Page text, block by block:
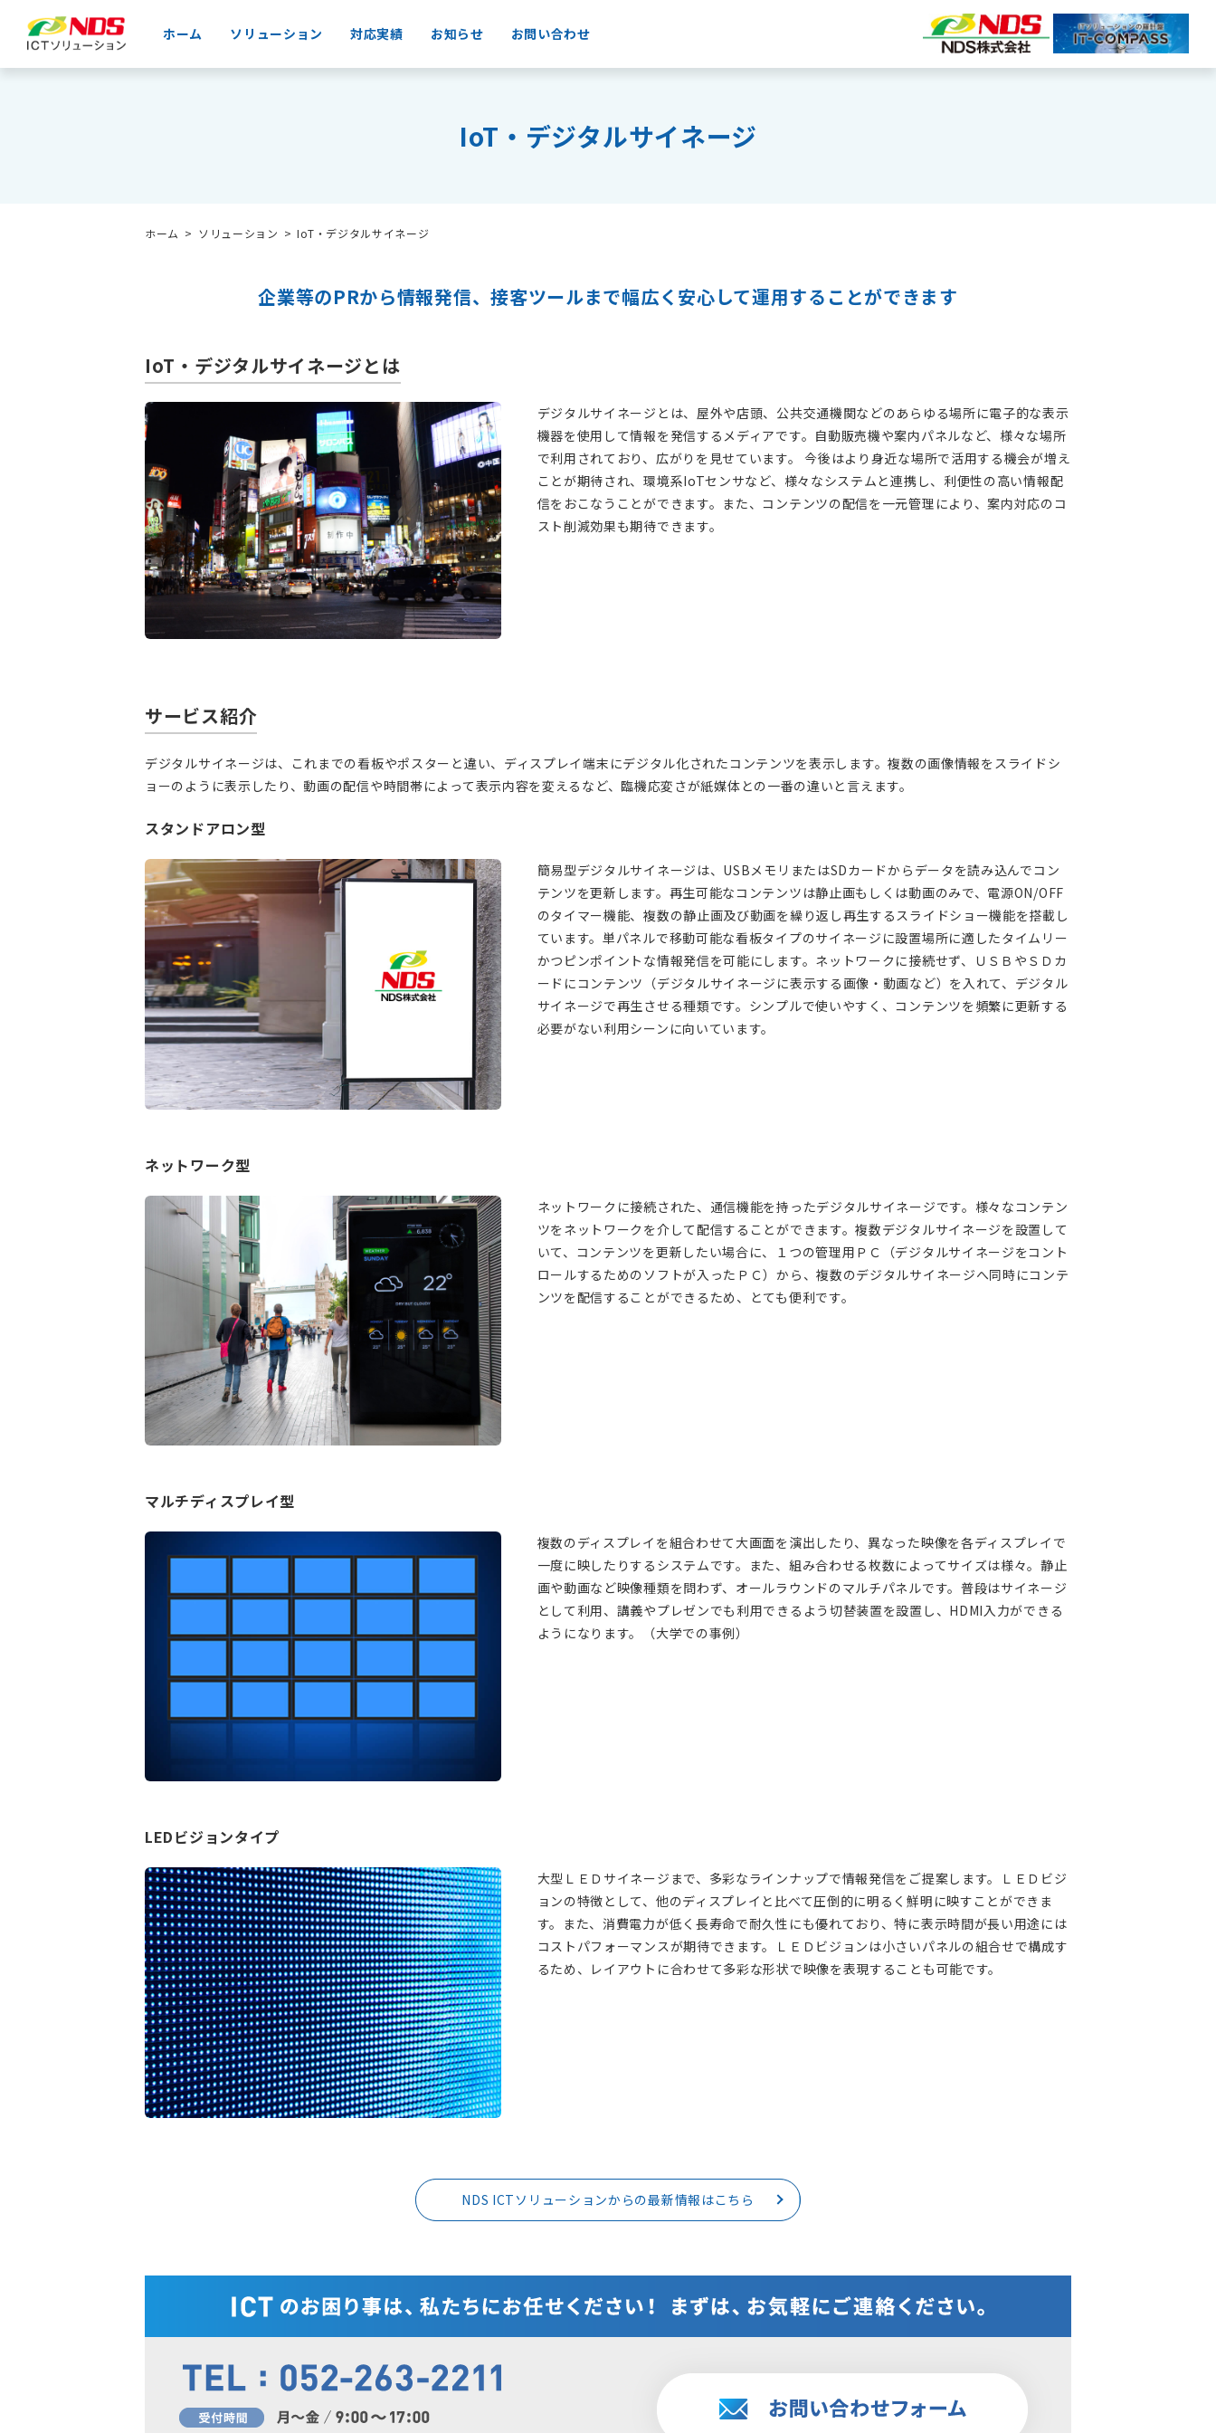
ホーム ソリューション 対応実績 お知らせ お問い合わせ
IoT・デジタルサイネージ
ホーム ソリューション IoT・デジタルサイネージ
企業等のPRから情報発信、接客ツールまで幅広く安心して運用することができます
IoT・デジタルサイネージとは
デジタルサイネージとは、屋外や店頭、公共交通機関などのあらゆる場所に電子的な表示
機器を使用して情報を発信するメディアです。自動販売機や案内パネルなど、様々な場所
で利用されており、広がりを見せています。 今後はより身近な場所で活用する機会が増え
ことが期待され、環境系IoTセンサなど、様々なシステムと連携し、利便性の高い情報配
信をおこなうことができます。また、コンテンツの配信を一元管理により、案内対応のコ
スト削減効果も期待できます。
サービス紹介
デジタルサイネージは、これまでの看板やポスターと違い、ディスプレイ端末にデジタル化されたコンテンツを表示します。複数の画像情報をスライドシ
ョーのように表示したり、動画の配信や時間帯によって表示内容を変えるなど、臨機応変さが紙媒体との一番の違いと言えます。
スタンドアロン型
簡易型デジタルサイネージは、USBメモリまたはSDカードからデータを読み込んでコン
テンツを更新します。再生可能なコンテンツは静止画もしくは動画のみで、電源ON/OFF
のタイマー機能、複数の静止画及び動画を繰り返し再生するスライドショー機能を搭載し
ています。単パネルで移動可能な看板タイプのサイネージに設置場所に適したタイムリー
かつピンポイントな情報発信を可能にします。ネットワークに接続せず、ＵＳＢやＳＤカ
ードにコンテンツ（デジタルサイネージに表示する画像・動画など）を入れて、デジタル
サイネージで再生させる種類です。シンプルで使いやすく、コンテンツを頻繁に更新する
必要がない利用シーンに向いています。
ネットワーク型
ネットワークに接続された、通信機能を持ったデジタルサイネージです。様々なコンテン
ツをネットワークを介して配信することができます。複数デジタルサイネージを設置して
いて、コンテンツを更新したい場合に、１つの管理用ＰＣ（デジタルサイネージをコント
ロールするためのソフトが入ったＰＣ）から、複数のデジタルサイネージへ同時にコンテ
ンツを配信することができるため、とても便利です。
マルチディスプレイ型
複数のディスプレイを組合わせて大画面を演出したり、異なった映像を各ディスプレイで
一度に映したりするシステムです。また、組み合わせる枚数によってサイズは様々。静止
画や動画など映像種類を問わず、オールラウンドのマルチパネルです。普段はサイネージ
として利用、講義やプレゼンでも利用できるよう切替装置を設置し、HDMI入力ができる
ようになります。（大学での事例）
LEDビジョンタイプ
大型ＬＥＤサイネージまで、多彩なラインナップで情報発信をご提案します。ＬＥＤビジ
ョンの特徴として、他のディスプレイと比べて圧倒的に明るく鮮明に映すことができま
す。また、消費電力が低く長寿命で耐久性にも優れており、特に表示時間が長い用途には
コストパフォーマンスが期待できます。ＬＥＤビジョンは小さいパネルの組合せで構成す
るため、レイアウトに合わせて多彩な形状で映像を表現することも可能です。
NDS ICTソリューションからの最新情報はこちら